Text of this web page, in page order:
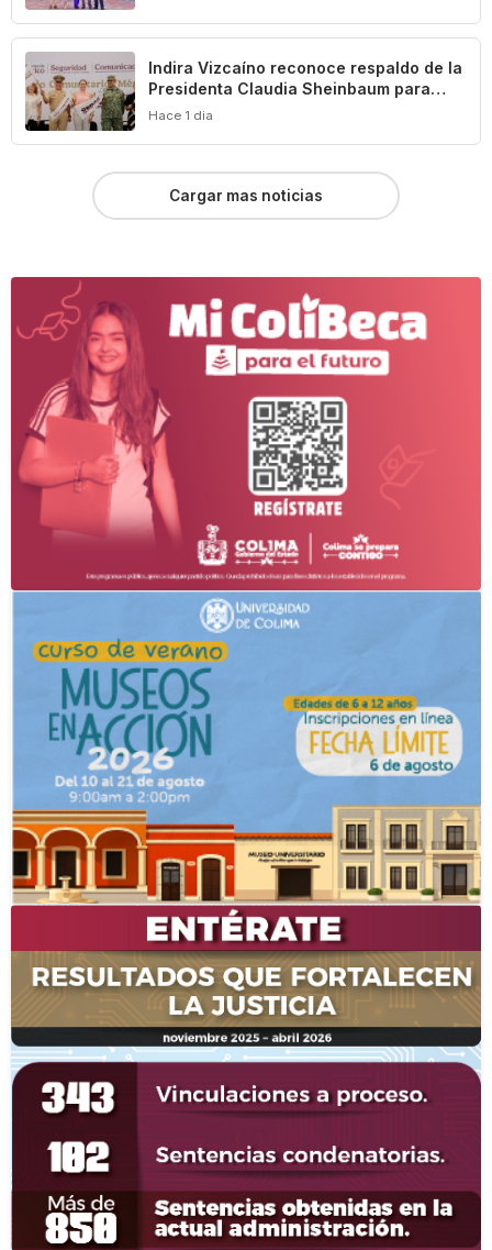
Indira Vizcaíno reconoce respaldo de la
Presidenta Claudia Sheinbaum para
impulsar el desarrollo de Manzanillo y
Hace 1 dia
Cargar mas noticias